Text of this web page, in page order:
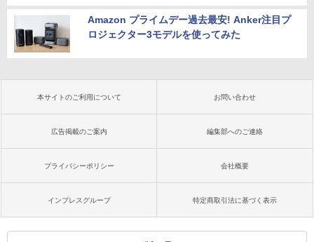
Amazon プライムデー過去最安! Anker注目プ
ロジェクター3モデルを使ってみた
本サイトのご利用について お問い合わせ
広告掲載のご案内 編集部へのご連絡
プライバシーポリシー 会社概要
インプレスグループ 特定商取引法に基づく表示